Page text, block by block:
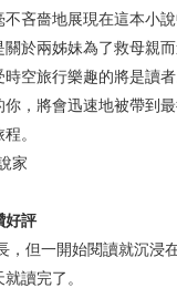
吝嗇地展現在這本小說
關於兩姊妹為了救母親
時空旅行樂趣的將是讀
你，將會迅速地被帶到
。
家
好評
，但一開始閱讀就沉浸
讀完了。